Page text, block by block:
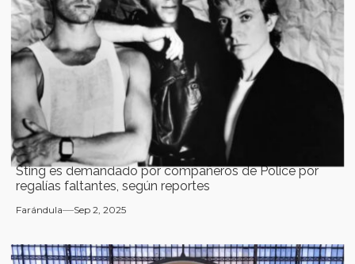
Sting es demandado por compañeros de Police por
regalías faltantes, según reportes
Farándula Sep 2, 2025